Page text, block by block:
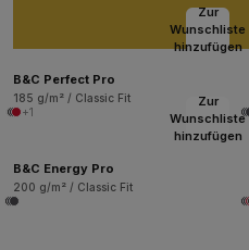
Zur
Wunschliste
hinzufügen
B&C Perfect Pro
185 g/m² / Classic Fit
+1
Zur
Wunschliste
hinzufügen
B&C Energy Pro
200 g/m² / Classic Fit